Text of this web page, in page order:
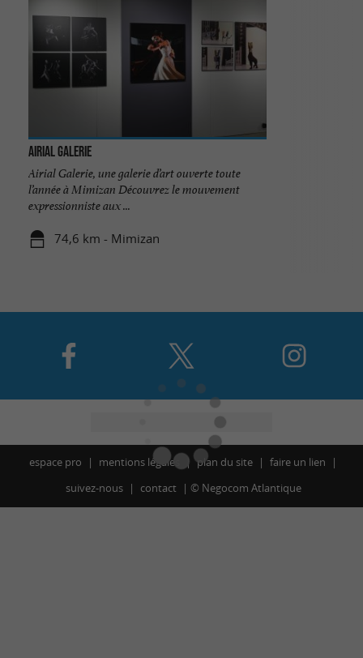
Airial Galerie
Airial Galerie, une galerie d’art ouverte toute
l’année à Mimizan Découvrez le mouvement
expressionniste aux ...
74,6 km - Mimizan
espace pro mentions légales plan du site
faire un lien
suivez-nous
contact © Negocom Atlantique